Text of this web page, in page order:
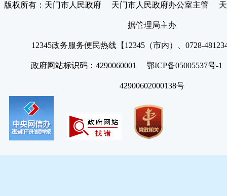
版权所有：天门市人民政府 天门市人民政府办公室主管 天
据管理局主办
12345政务服务便民热线【12345（市内）、0728-
政府网站标识码：4290060001 鄂ICP备05005537号
42900602000138号